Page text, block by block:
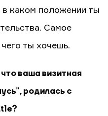
в каком положении ты
Самое
ты хочешь.
ваша визитная
родилась с